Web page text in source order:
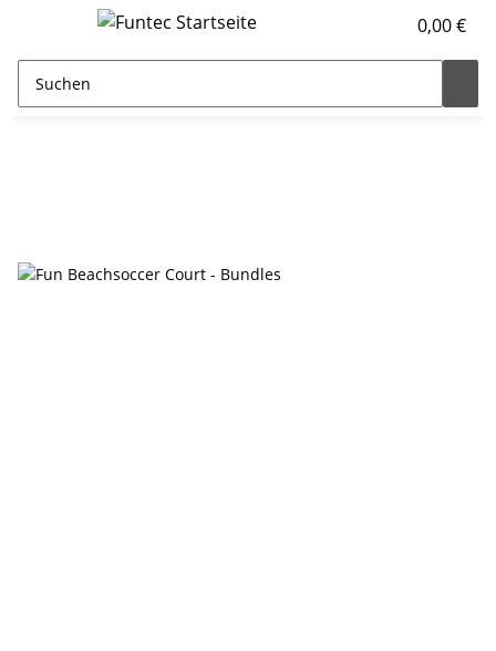
0,00 €